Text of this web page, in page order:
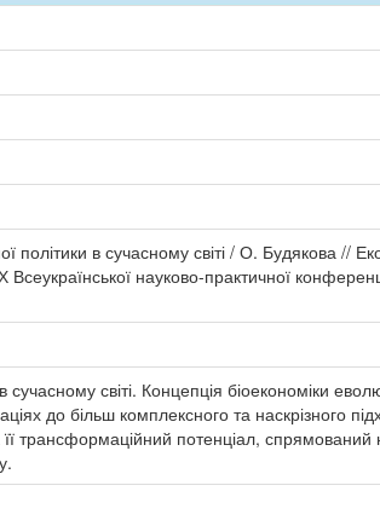
в сучасному світі / О. Будякова //
Всеукраїнської науково-практичної
світі. Концепція біоекономіки
до більш комплексного та наскрізного
трансформаційний потенціал, спрямований